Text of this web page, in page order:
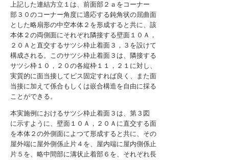
上記した連結方立１は、前面部２ａをコーナー
部３０のコーナー角度に適応する鈍角状の屈曲面
とした略扇形の中空本体２を形成すると共に、該
本体２の両側面にそれぞれ隣接する壁面１０Ａ，
２０Ａと直交するサツシ枠止着面３，３を設けて
構成される。このサツシ枠止着面３は、隣接する
サツシ枠１０，２０の各縦枠１１，２１に対し、
実質的に面当接してビス固定すれば良く、また面
当接に加えて係合もしくは嵌合構造を自由に採る
ことができる。
本実施例におけるサツシ枠止着面３は、第３図
に示すように、壁面１０Ａ，２０Ａに直交する面
を本体２の外側面によつて形成すると共に、その
屋外端に屋外側係止片４を、屋内端に屋内側係止
片５を、略中間部に溝状止着部６を、それぞれ長